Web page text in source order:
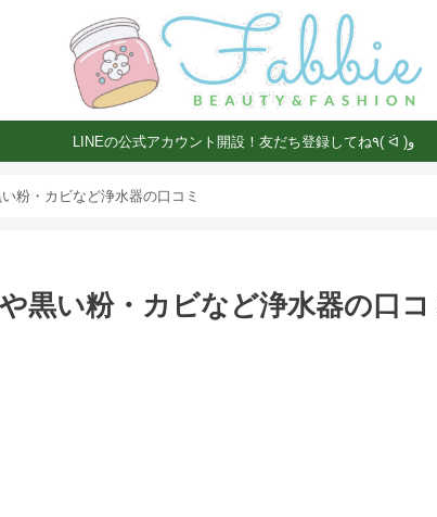
LINEの公式アカウント開設！友だち登録してね٩( ᐛ )و
粉・カビなど浄水器の口コミ
黒い粉・カビなど浄水器の口コ